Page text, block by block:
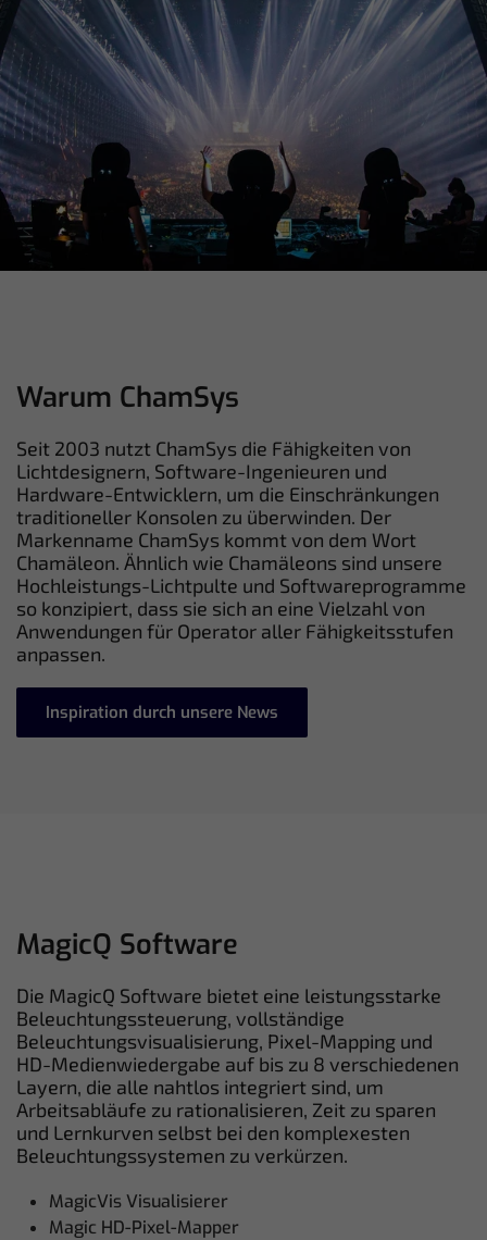
Warum ChamSys
Seit 2003 nutzt ChamSys die Fähigkeiten von
Lichtdesignern, Software-Ingenieuren und
Hardware-Entwicklern, um die Einschränkungen
traditioneller Konsolen zu überwinden. Der
Markenname ChamSys kommt von dem Wort
Chamäleon. Ähnlich wie Chamäleons sind unsere
Hochleistungs-Lichtpulte und Softwareprogramme
so konzipiert, dass sie sich an eine Vielzahl von
Anwendungen für Operator aller Fähigkeitsstufen
anpassen.
Inspiration durch unsere News
MagicQ Software
Die MagicQ Software bietet eine leistungsstarke
Beleuchtungssteuerung, vollständige
Beleuchtungsvisualisierung, Pixel-Mapping und
HD-Medienwiedergabe auf bis zu 8 verschiedenen
Layern, die alle nahtlos integriert sind, um
Arbeitsabläufe zu rationalisieren, Zeit zu sparen
und Lernkurven selbst bei den komplexesten
Beleuchtungssystemen zu verkürzen.
MagicVis Visualisierer
Magic HD-Pixel-Mapper